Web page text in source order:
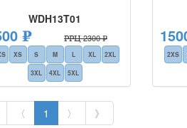
WDH13T01
₽ РРЦ 2300 ₽
XS S M L XL
2XL
3XL
4XL 5XL
2XS
〈 1 〉 》